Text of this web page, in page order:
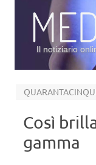
Il notiziario
Così
gamma